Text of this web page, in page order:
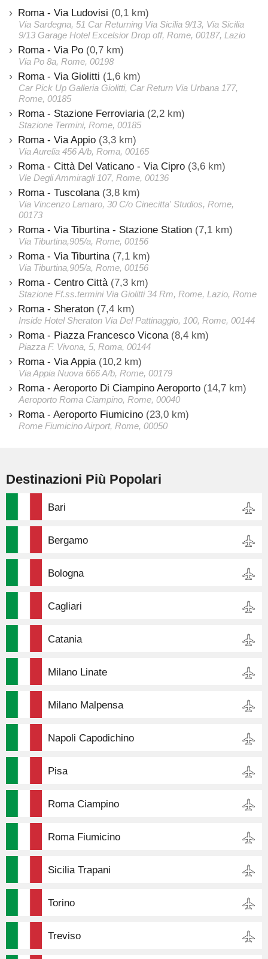
Roma - Via Ludovisi (0,1 km)
Via Sardegna, 51 Car Returning Via Sicilia 9/13, Via Sicilia
9/13 Garage Hotel Excelsior Drop off, Rome, 00187, Lazio
Roma - Via Po (0,7 km)
Via Po 8a, Rome, 00198
Roma - Via Giolitti (1,6 km)
Car Pick Up Galleria Giolitti, Car Return Via Urbana 177,
Rome, 00185
Roma - Stazione Ferroviaria (2,2 km)
Stazione Termini, Rome, 00185
Roma - Via Appio (3,3 km)
Via Aurelia 456 A/b, Roma, 00165
Roma - Città Del Vaticano - Via Cipro (3,6 km)
Vle Degli Ammiragli 107, Rome, 00136
Roma - Tuscolana (3,8 km)
Via Vincenzo Lamaro, 30 C/o Cinecitta' Studios, Rome,
00173
Roma - Via Tiburtina - Stazione Station (7,1 km)
Via Tiburtina,905/a, Rome, 00156
Roma - Via Tiburtina (7,1 km)
Via Tiburtina,905/a, Rome, 00156
Roma - Centro Città (7,3 km)
Stazione Ff.ss.termini Via Giolitti 34 Rm, Rome, Lazio, Rome
Roma - Sheraton (7,4 km)
Inside Hotel Sheraton Via Del Pattinaggio, 100, Rome, 00144
Roma - Piazza Francesco Vicona (8,4 km)
Piazza F. Vivona, 5, Roma, 00144
Roma - Via Appia (10,2 km)
Via Appia Nuova 666 A/b, Rome, 00179
Roma - Aeroporto Di Ciampino Aeroporto (14,7 km)
Aeroporto Roma Ciampino, Rome, 00040
Roma - Aeroporto Fiumicino (23,0 km)
Rome Fiumicino Airport, Rome, 00050
Destinazioni Più Popolari
Bari
Bergamo
Bologna
Cagliari
Catania
Milano Linate
Milano Malpensa
Napoli Capodichino
Pisa
Roma Ciampino
Roma Fiumicino
Sicilia Trapani
Torino
Treviso